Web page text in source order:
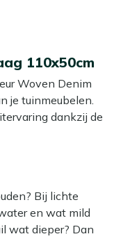
110x50cm
Woven Denim
je tuinmeubelen.
dankzij de
De kleur
bestaat uit een
banden aan de
de meeste
hun plek blijven
Bij lichte
en wat mild
wat dieper? Dan